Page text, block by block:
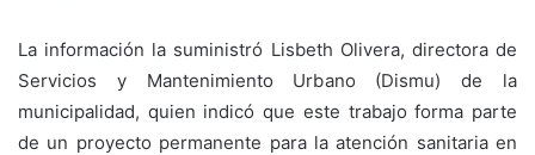
La información la suministró Lisbeth Olivera, directora de
Servicios y Mantenimiento Urbano (Dismu) de la
municipalidad, quien indicó que este trabajo forma parte
de un proyecto permanente para la atención sanitaria en